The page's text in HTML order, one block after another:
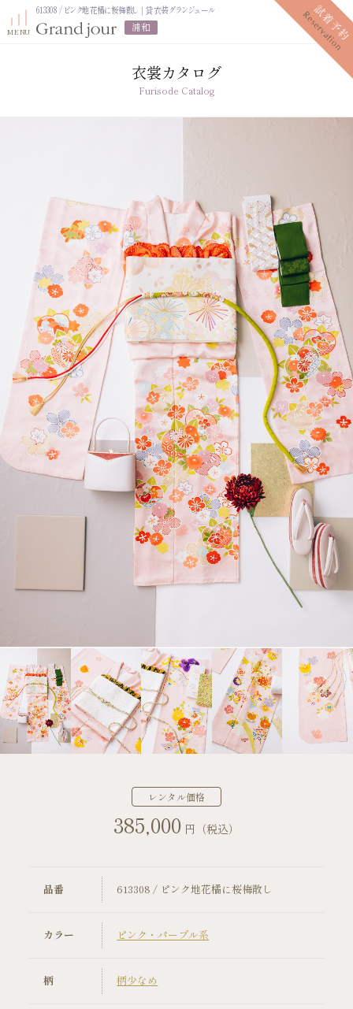
613308 / ピンク地花橘に桜梅散し｜貸衣装グランジュール
浦和
ママ振袖プラン
振袖展示会
ママ振袖相談会
衣裳カタログ
LOOKBOOK
高校3年生の方へ
大学1年生の方へ
大学2年生の方へ
ヘアスタイリング特集
コンセプト
よくあるご質問
店舗案内
振袖レンタルの流れ
写真だけの成人式の流れ
コーディネート小物
成人式当日の過ごし方
成人式中止時の対応
衣裳カタログ
Furisode Catalog
レンタル価格
385,000 円（税込）
品番 613308 / ピンク地花橘に桜梅散し
カラー ピンク・パープル系
柄 柄少なめ